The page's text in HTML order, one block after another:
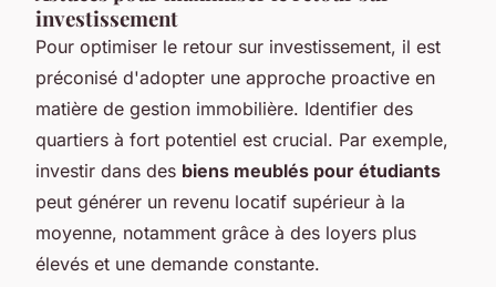
investissement
Pour optimiser le retour sur investissement, il est
préconisé d'adopter une approche proactive en
matière de gestion immobilière. Identifier des
quartiers à fort potentiel est crucial. Par exemple,
investir dans des biens meublés pour étudiants
peut générer un revenu locatif supérieur à la
moyenne, notamment grâce à des loyers plus
élevés et une demande constante.